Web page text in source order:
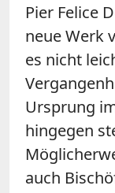
Pier Felice
neue Werk
es nicht
Ursprung
hingegen
auch